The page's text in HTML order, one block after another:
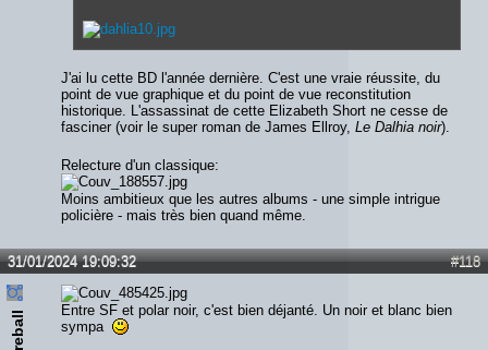
J'ai lu cette BD l'année dernière. C'est une vraie réussite, du
point de vue graphique et du point de vue reconstitution
historique. L'assassinat de cette Elizabeth Short ne cesse de
fasciner (voir le super roman de James Ellroy, Le Dalhia noir).
Relecture d'un classique:
Moins ambitieux que les autres albums - une simple intrigue
policière - mais très bien quand même.
#118
31/01/2024 19:09:32
Fireball
Entre SF et polar noir, c'est bien déjanté. Un noir et blanc bien
sympa